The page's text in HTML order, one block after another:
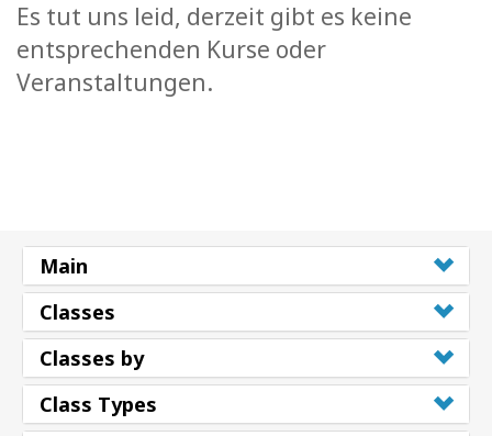
Es tut uns leid, derzeit gibt es keine
entsprechenden Kurse oder
Veranstaltungen.
Main
Classes
Classes by
Class Types